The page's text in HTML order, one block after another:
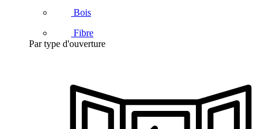
Bois
Fibre
Par type d'ouverture